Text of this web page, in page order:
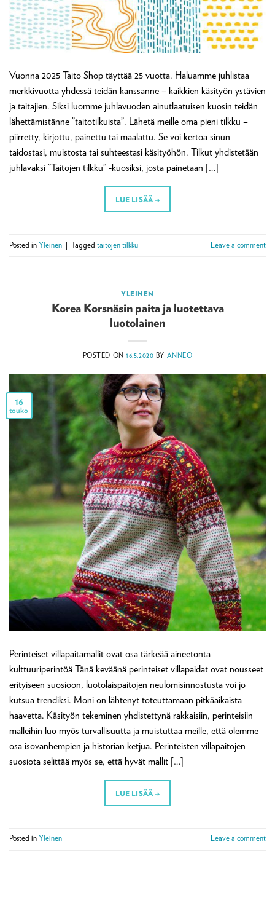
Vuonna 2025 Taito Shop täyttää 25 vuotta. Haluamme juhlistaa
merkkivuotta yhdessä teidän kanssanne – kaikkien käsityön ystävien
ja taitajien. Siksi luomme juhlavuoden ainutlaatuisen kuosin teidän
lähettämistänne ”taitotilkuista”. Lähetä meille oma pieni tilkku –
piirretty, kirjottu, painettu tai maalattu. Se voi kertoa sinun
taidostasi, muistosta tai suhteestasi käsityöhön. Tilkut yhdistetään
juhlavaksi ”Taitojen tilkku” -kuosiksi, josta painetaan […]
LUE LISÄÄ→
Posted in Yleinen | Tagged taitojen tilkku Leave a comment
YLEINEN
Korea Korsnäsin paita ja luotettava
luotolainen
POSTED ON16.5.2020 BY ANNEO
16
touko
Perinteiset villapaitamallit ovat osa tärkeää aineetonta
kulttuuriperintöä Tänä keväänä perinteiset villapaidat ovat nousseet
erityiseen suosioon, luotolaispaitojen neulomisinnostusta voi jo
kutsua trendiksi. Moni on lähtenyt toteuttamaan pitkäaikaista
haavetta. Käsityön tekeminen yhdistettynä rakkaisiin, perinteisiin
malleihin luo myös turvallisuutta ja muistuttaa meille, että olemme
osa isovanhempien ja historian ketjua. Perinteisten villapaitojen
suosiota selittää myös se, että hyvät mallit […]
LUE LISÄÄ→
Posted in Yleinen Leave a comment